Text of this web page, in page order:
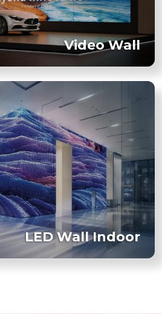
Video Wall
LED Wall Indoor